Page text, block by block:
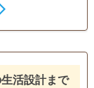
活設計まで